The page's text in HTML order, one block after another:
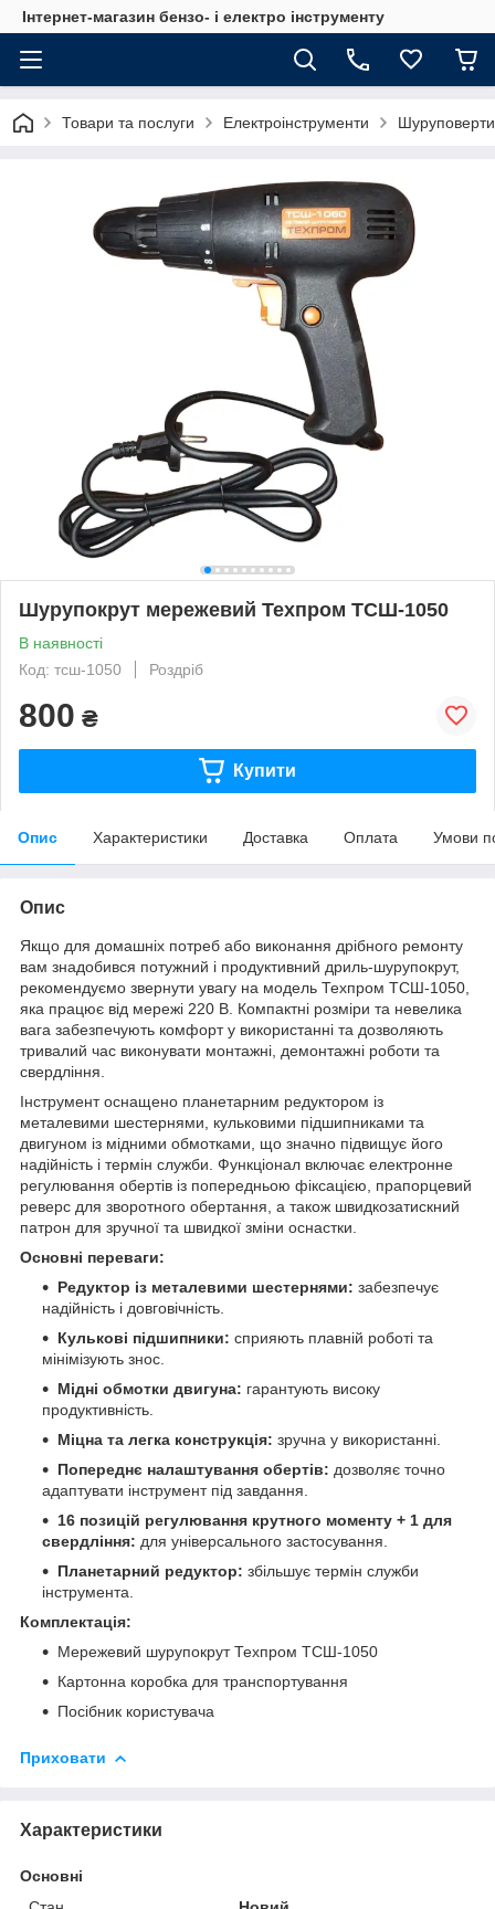
Інтернет-магазин бензо- і електро інструменту
Товари та послуги Електроінструменти Шуруповерти
Шурупокрут мережевий Техпром ТСШ-1050
В наявності
Код: тсш-1050
Роздріб
800 ₴
Купити
Опис Характеристики Доставка Оплата Умови
Опис
Якщо для домашніх потреб або виконання дрібного ремонту
вам знадобився потужний і продуктивний дриль-шурупокрут,
рекомендуємо звернути увагу на модель Техпром ТСШ-1050,
яка працює від мережі 220 В. Компактні розміри та невелика
вага забезпечують комфорт у використанні та дозволяють
тривалий час виконувати монтажні, демонтажні роботи та
свердління.
Інструмент оснащено планетарним редуктором із
металевими шестернями, кульковими підшипниками та
двигуном із мідними обмотками, що значно підвищує його
надійність і термін служби. Функціонал включає електронне
регулювання обертів із попередньою фіксацією, прапорцевий
реверс для зворотного обертання, а також швидкозатискний
патрон для зручної та швидкої зміни оснастки.
Основні переваги:
Редуктор із металевими шестернями: забезпечує
надійність і довговічність.
Кулькові підшипники: сприяють плавній роботі та
мінімізують знос.
Мідні обмотки двигуна: гарантують високу
продуктивність.
Міцна та легка конструкція: зручна у використанні.
Попереднє налаштування обертів: дозволяє точно
адаптувати інструмент під завдання.
16 позицій регулювання крутного моменту + 1 для
свердління: для універсального застосування.
Планетарний редуктор: збільшує термін служби
інструмента.
Комплектація:
Мережевий шурупокрут Техпром ТСШ-1050
Картонна коробка для транспортування
Посібник користувача
Приховати
Характеристики
Основні